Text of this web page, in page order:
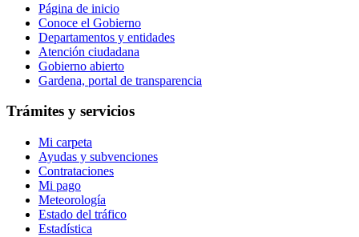
Página de inicio
Conoce el Gobierno
Departamentos y entidades
Atención ciudadana
Gobierno abierto
Gardena, portal de transparencia
Trámites y servicios
Mi carpeta
Ayudas y subvenciones
Contrataciones
Mi pago
Meteorología
Estado del tráfico
Estadística